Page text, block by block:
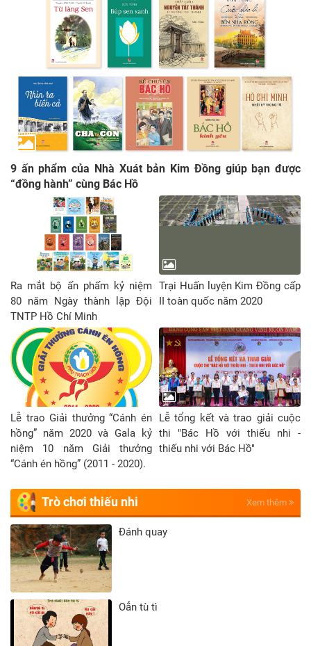
9 ấn phẩm của Nhà Xuát bản Kim Đồng giúp bạn được
“đồng hành” cùng Bác Hồ
Ra mắt bộ ấn phấm kỷ niệm
80 năm Ngày thành lập Đội
TNTP Hồ Chí Minh
Trại Huấn luyện Kim Đồng cấp
II toàn quốc năm 2020
Lễ trao Giải thưởng “Cánh én
hồng” năm 2020 và Gala kỷ
niệm 10 năm Giải thưởng
“Cánh én hồng” (2011 - 2020).
Lễ tổng kết và trao giải cuộc
thi "Bác Hồ với thiếu nhi -
thiếu nhi với Bác Hồ"
Trò chơi thiếu nhi Xem thêm
Đánh quay
Oẳn tù tì